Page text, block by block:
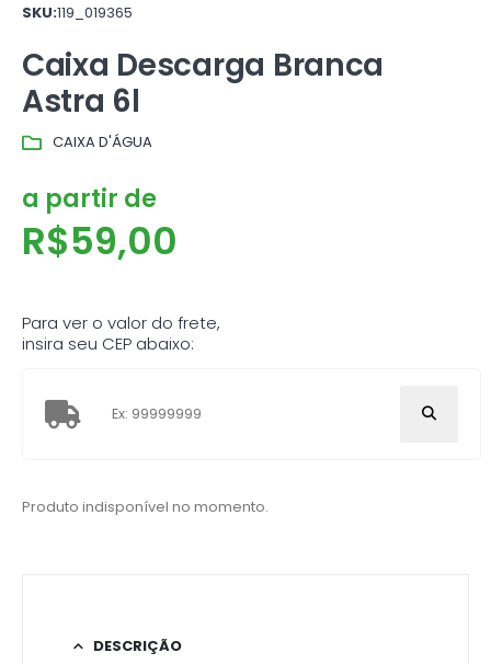
SKU:119_019365
Caixa Descarga Branca
Astra 6l
CAIXA D'ÁGUA
a partir de
R$59,00
Para ver o valor do frete,
insira seu CEP abaixo:
Produto indisponível no momento.
DESCRIÇÃO